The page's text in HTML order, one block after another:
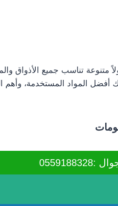
تناسب جميع الأذواق
المواد المستخدمة، وأهم
:0559188328